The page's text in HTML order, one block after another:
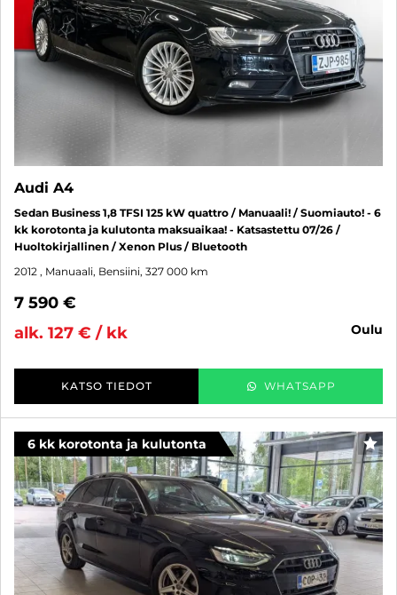
Audi A4
Sedan Business 1,8 TFSI 125 kW quattro / Manuaali! / Suomiauto! - 6
kk korotonta ja kulutonta maksuaikaa! - Katsastettu 07/26 /
Huoltokirjallinen / Xenon Plus / Bluetooth
2012 , Manuaali, Bensiini, 327 000 km
7 590 €
alk. 127 € / kk
oulu
KATSO TIEDOT WHATSAPP
6 kk korotonta ja kulutonta